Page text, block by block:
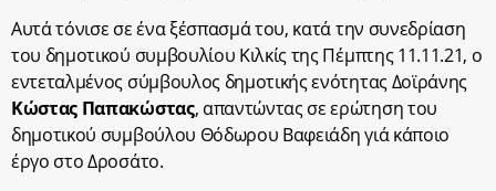
Αυτά τόνισε σε ένα ξέσπασμά του, κατά την συνεδρίαση
του δημοτικού συμβουλίου Κιλκίς της Πέμπτης 11.11.21, ο
εντεταλμένος σύμβουλος δημοτικής ενότητας Δοϊράνης
Κώστας Παπακώστας, απαντώντας σε ερώτηση του
δημοτικού συμβούλου Θόδωρου Βαφειάδη γιά κάποιο
έργο στο Δροσάτο.